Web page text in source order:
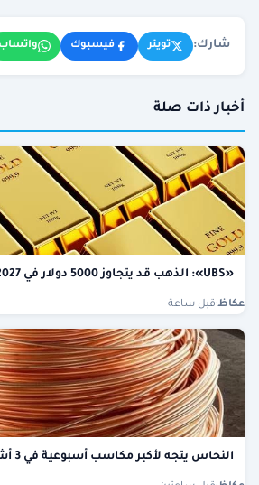
شارك: تويتر فيسبوك واتساب
أخبار ذات صلة
«UBS»: الذهب قد يتجاوز 5000 دولار في 2027
عكاظ قبل ساعة
النحاس يتجه لأكبر مكاسب أسبوعية في 3 أشهر